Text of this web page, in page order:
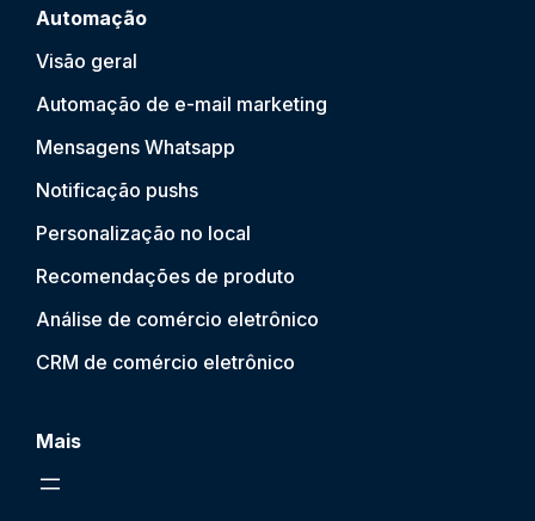
Automação
Visão geral
Automação de e-mail marketing
Mensagens Whatsapp
Notificação pushs
Personalização no local
Recomendações de produto
Análise de comércio eletrônico
CRM de comércio eletrônico
Mais